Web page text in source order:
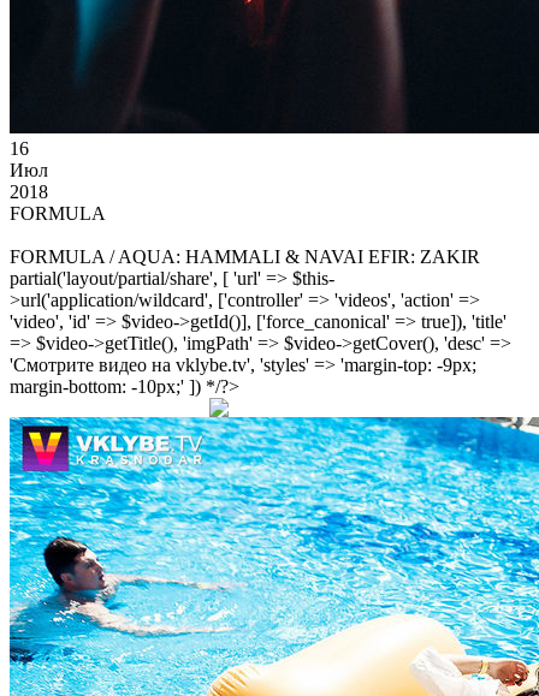
16
Июл
2018
FORMULA
FORMULA / AQUA: HAMMALI & NAVAI EFIR: ZAKIR
partial('layout/partial/share', [ 'url' => $this-
>url('application/wildcard', ['controller' => 'videos', 'action' =>
'video', 'id' => $video->getId()], ['force_canonical' => true]), 'title'
=> $video->getTitle(), 'imgPath' => $video->getCover(), 'desc' =>
'Смотрите видео на vklybe.tv', 'styles' => 'margin-top: -9px;
margin-bottom: -10px;' ]) */?>